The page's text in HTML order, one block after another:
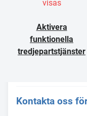
visas
Aktivera
funktionella
tredjepartstjänster
Kontakta oss